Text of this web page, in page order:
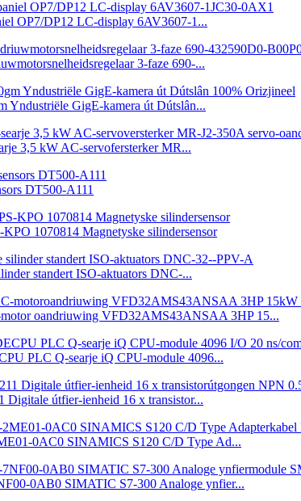
OP7/DP12 LC-display 6AV3607-1...
3-faze 690-...
Yndustriële GigE-kamera út Dútslân...
3,5 kW AC-servofersterker MR...
DT500-A111
1070814 Magnetyske silindersensor
standert ISO-aktuators DNC-...
oandriuwing VFD32AMS43ANSAA 3HP 15...
PLC Q-searje iQ CPU-module 4096...
Digitale útfier-ienheid 16 x transistor...
0AC0 SINAMICS S120 C/D Type Ad...
0AB0 SIMATIC S7-300 Analoge ynfier...